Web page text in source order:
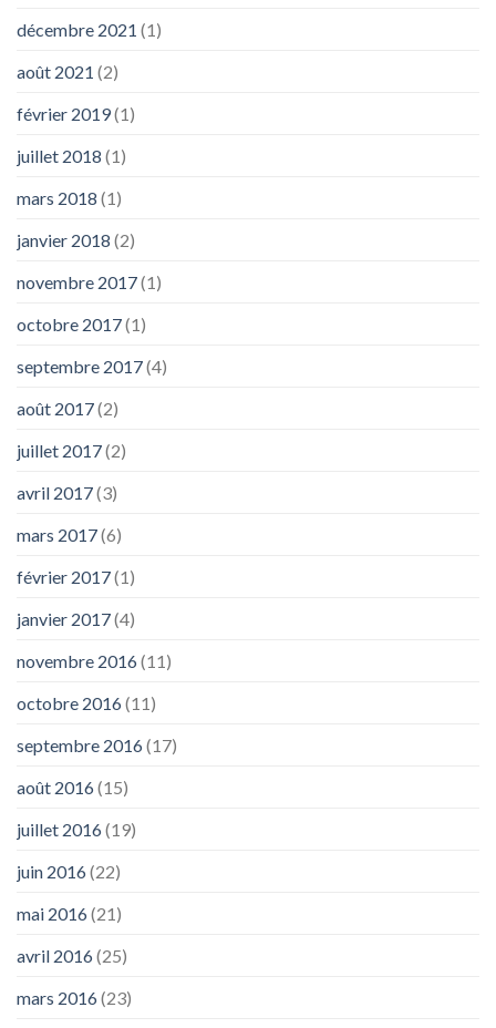
décembre 2021 (1)
août 2021 (2)
février 2019(1)
juillet 2018 (1)
mars 2018 (1)
janvier 2018 (2)
novembre 2017(1)
octobre 2017(1)
septembre 2017(4)
août 2017(2)
juillet 2017(2)
avril 2017(3)
mars 2017(6)
février 2017(1)
janvier 2017(4)
novembre 2016(11)
octobre 2016(11)
septembre 2016(17)
août 2016(15)
juillet 2016(19)
juin 2016(22)
mai 2016(21)
avril 2016(25)
mars 2016(23)